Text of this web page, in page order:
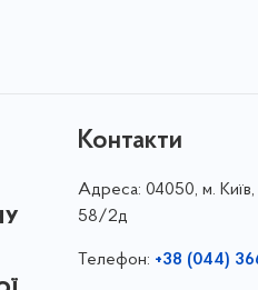
Контакти
Адреса: 04050, м. Київ,
58/2д
Телефон: +38 (044)